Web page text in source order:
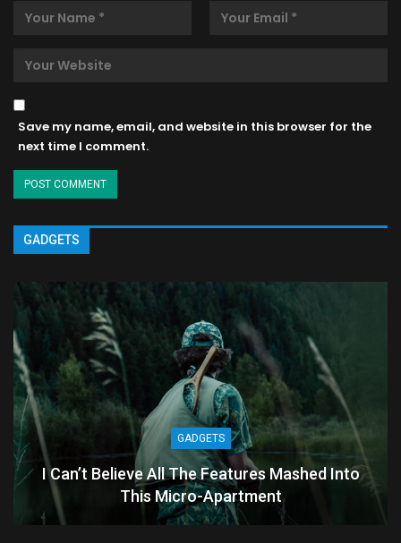
Save my name, email, and website in this browser for the
next time I comment.
GADGETS
GADGETS
I Can’t Believe All The Features Mashed Into
This Micro-Apartment